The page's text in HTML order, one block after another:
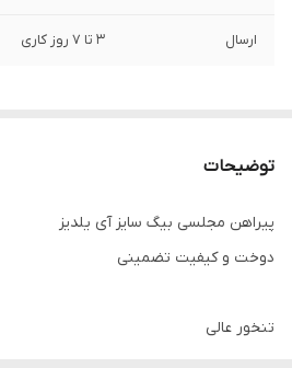
ارسال 3 تا 7 روز کاری
توضیحات
پیراهن مجلسی بیگ سایز آی یلدیز
دوخت و کیفیت تضمینی
تنخور عالی